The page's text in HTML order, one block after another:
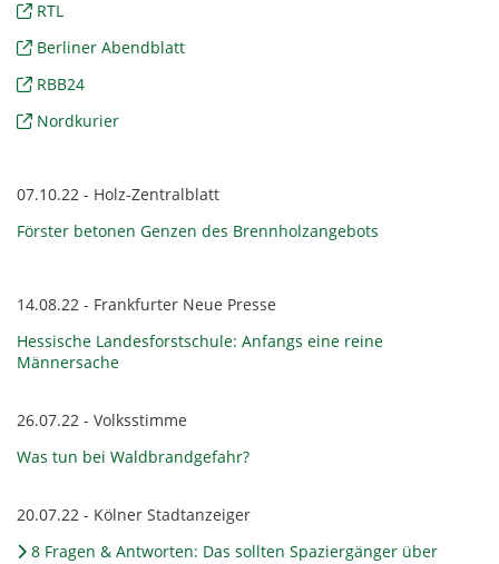
RTL
Berliner Abendblatt
RBB24
Nordkurier
07.10.22 - Holz-Zentralblatt
Förster betonen Genzen des Brennholzangebots
14.08.22 - Frankfurter Neue Presse
Hessische Landesforstschule: Anfangs eine reine
Männersache
26.07.22 - Volksstimme
Was tun bei Waldbrandgefahr?
20.07.22 - Kölner Stadtanzeiger
8 Fragen & Antworten: Das sollten Spaziergänger über